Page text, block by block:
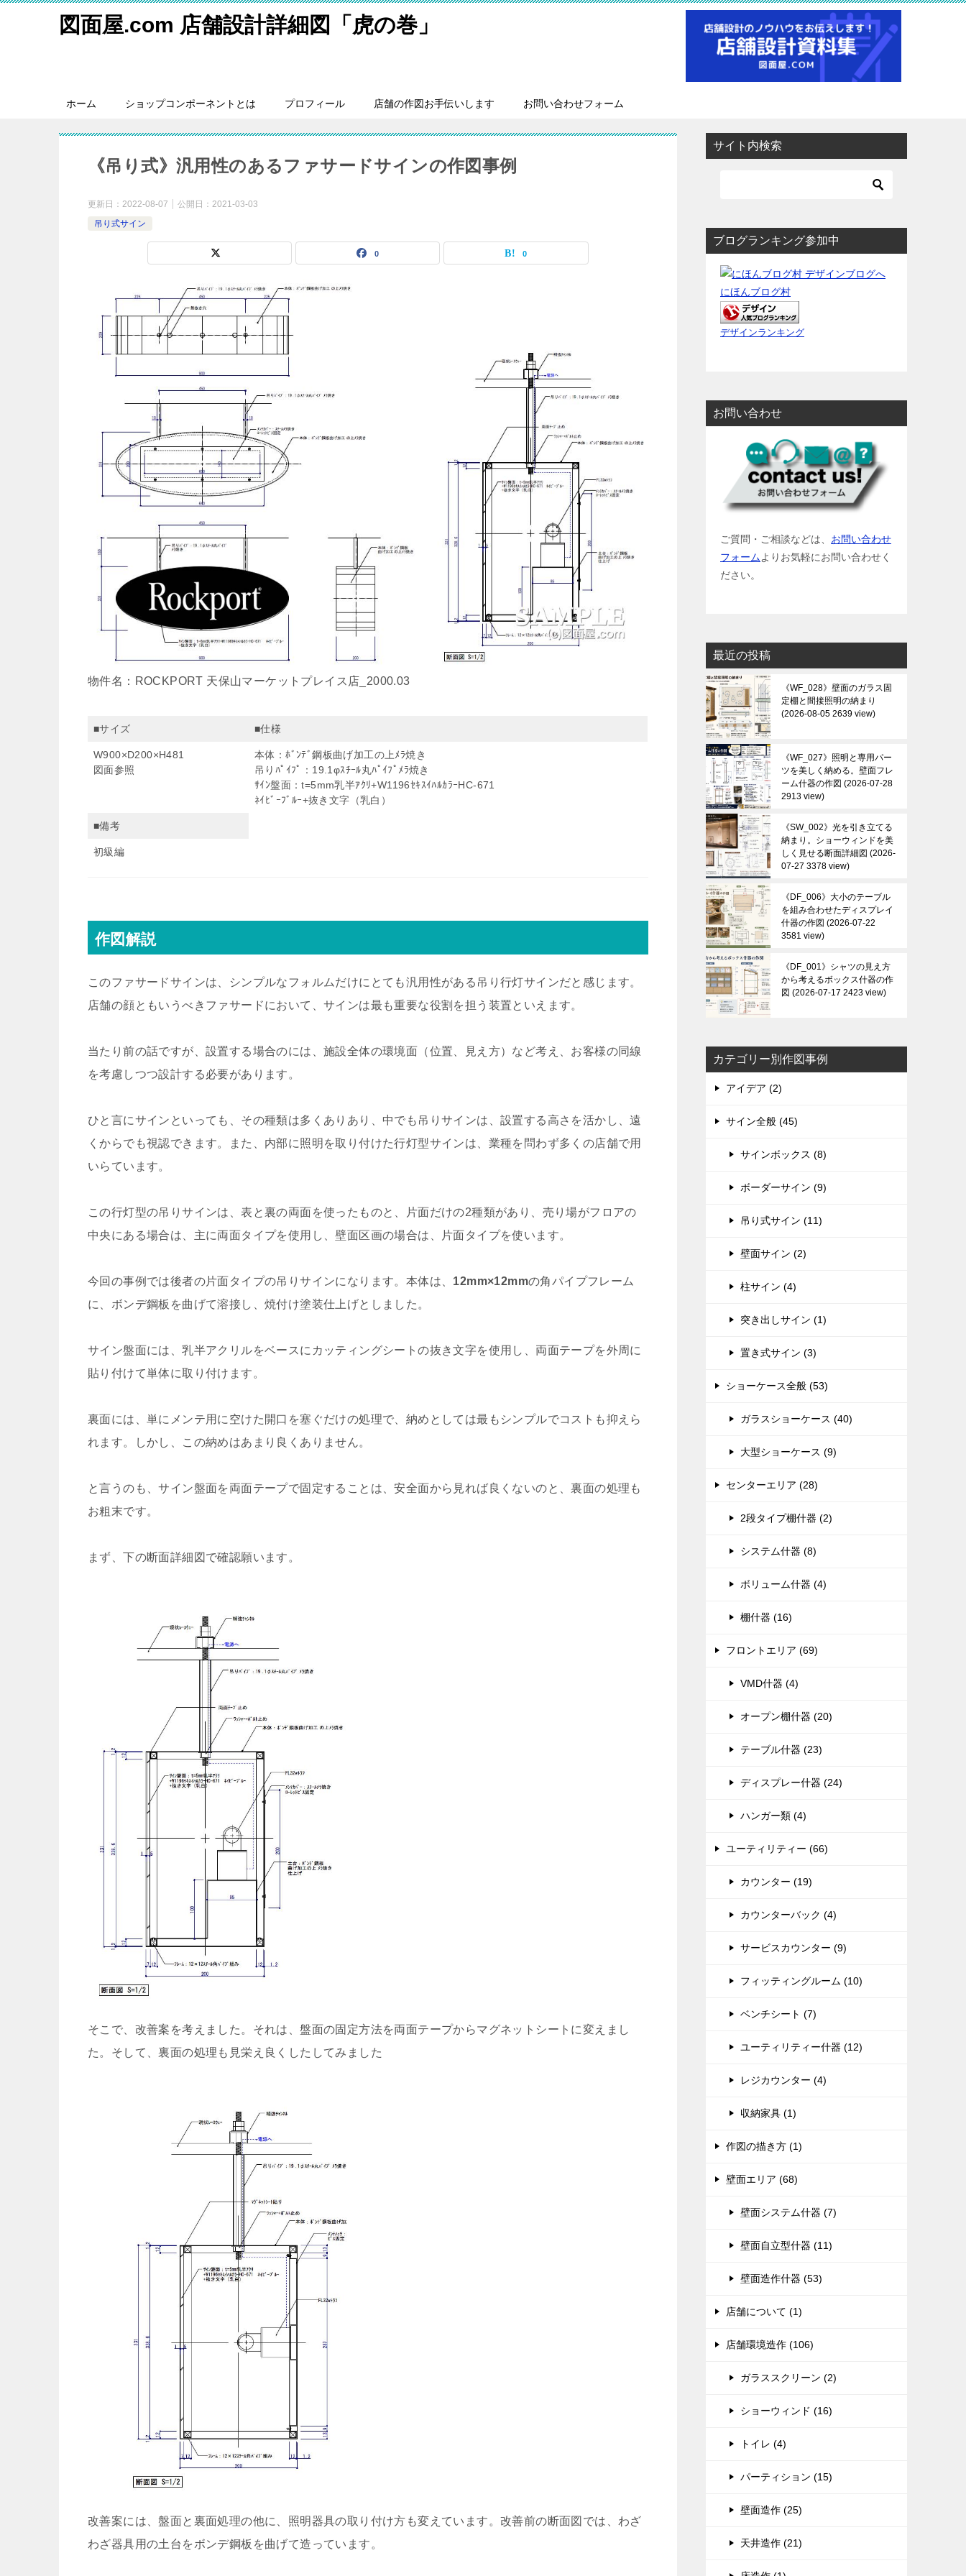
図面屋.com 店舗設計詳細図「虎の巻」
ホーム ショップコンポーネントとは プロフィール 店舗の作図お手伝いします お問い合わせフォーム
《吊り式》汎用性のあるファサードサインの作図事例
更新日： 2022-08-07 公開日： 2021-03-03
吊り式サイン
0 0
物件名：ROCKPORT 天保山マーケットプレイス店_2000.03
■サイズ ■仕様
W900×D200×H481
図面参照
本体：ﾎﾞﾝﾃﾞ鋼板曲げ加工の上ﾒﾗ焼き
吊りﾊﾟｲﾌﾟ：19.1φｽﾁｰﾙ丸ﾊﾟｲﾌﾟﾒﾗ焼き
ｻｲﾝ盤面：t=5mm乳半ｱｸﾘ+W1196ｾｷｽｲﾊﾙｶﾗｰHC-671
ﾈｲﾋﾞｰﾌﾞﾙｰ+抜き文字（乳白）
■備考
初級編
作図解説
このファサードサインは、シンプルなフォルムだけにとても汎用性がある吊り行灯サインだと感じます。
店舗の顔ともいうべきファサードにおいて、サインは最も重要な役割を担う装置といえます。
当たり前の話ですが、設置する場合のには、施設全体の環境面（位置、見え方）など考え、お客様の同線
を考慮しつつ設計する必要があります。
ひと言にサインといっても、その種類は多くありあり、中でも吊りサインは、設置する高さを活かし、遠
くからでも視認できます。また、内部に照明を取り付けた行灯型サインは、業種を問わず多くの店舗で用
いらています。
この行灯型の吊りサインは、表と裏の両面を使ったものと、片面だけの2種類があり、売り場がフロアの
中央にある場合は、主に両面タイプを使用し、壁面区画の場合は、片面タイプを使います。
今回の事例では後者の片面タイプの吊りサインになります。本体は、 12mm×12mmの角パイプフレーム
に、ボンデ鋼板を曲げて溶接し、焼付け塗装仕上げとしました。
サイン盤面には、乳半アクリルをベースにカッティングシートの抜き文字を使用し、両面テープを外周に
貼り付けて単体に取り付けます。
裏面には、単にメンテ用に空けた開口を塞ぐだけの処理で、納めとしては最もシンプルでコストも抑えら
れます。しかし、この納めはあまり良くありません。
と言うのも、サイン盤面を両面テープで固定することは、安全面から見れば良くないのと、裏面の処理も
お粗末です。
まず、下の断面詳細図で確認願います。
そこで、改善案を考えました。それは、盤面の固定方法を両面テープからマグネットシートに変えまし
た。そして、裏面の処理も見栄え良くしたしてみました
改善案には、盤面と裏面処理の他に、照明器具の取り付け方も変えています。改善前の断面図では、わざ
わざ器具用の土台をボンデ鋼板を曲げて造っています。
サイト内検索
ブログランキング参加中
にほんブログ村
デザインランキング
お問い合わせ
ご質問・ご相談などは、 お問い合わせ
フォームよりお気軽にお問い合わせく
ださい。
最近の投稿
《WF_028》壁面のガラス固
定棚と間接照明の納まり
2026-08-05 2639 view
《WF_027》照明と専用パー
ツを美しく納める。壁面フレ
ーム什器の作図
2026-07-28
2913 view
《SW_002》光を引き立てる
納まり。ショーウィンドを美
しく見せる断面詳細図
2026-
07-27 3378 view
《DF_006》大小のテーブル
を組み合わせたディスプレイ
什器の作図
2026-07-22
3581 view
《DF_001》シャツの見え方
から考えるボックス什器の作
図
2026-07-17 2423 view
カテゴリー別作図事例
アイデア (2)
サイン全般 (45)
サインボックス (8)
ボーダーサイン (9)
吊り式サイン (11)
壁面サイン (2)
柱サイン (4)
突き出しサイン (1)
置き式サイン (3)
ショーケース全般 (53)
ガラスショーケース (40)
大型ショーケース (9)
センターエリア (28)
2段タイプ棚什器 (2)
システム什器 (8)
ボリューム什器 (4)
棚什器 (16)
フロントエリア (69)
VMD什器 (4)
オープン棚什器 (20)
テーブル什器 (23)
ディスプレー什器 (24)
ハンガー類 (4)
ユーティリティー (66)
カウンター (19)
カウンターバック (4)
サービスカウンター (9)
フィッティングルーム (10)
ベンチシート (7)
ユーティリティー什器 (12)
レジカウンター (4)
収納家具 (1)
作図の描き方 (1)
壁面エリア (68)
壁面システム什器 (7)
壁面自立型什器 (11)
壁面造作什器 (53)
店舗について (1)
店舗環境造作 (106)
ガラススクリーン (2)
ショーウィンド (16)
トイレ (4)
パーティション (15)
壁面造作 (25)
天井造作 (21)